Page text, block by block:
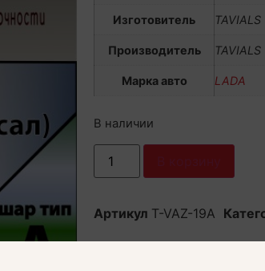
Изготовитель TAVIALS
Производитель TAVIALS
Марка авто LADA
В наличии
Артикул T-VAZ-19A